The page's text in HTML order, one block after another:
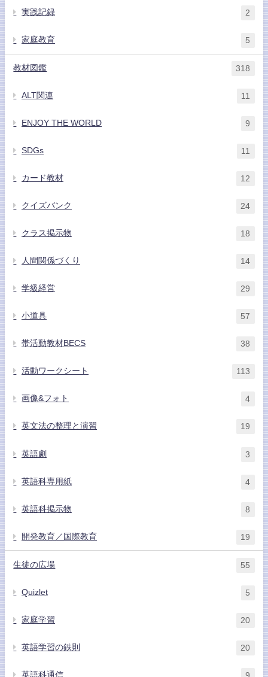
実践記録 2
家庭教育 5
教材図鑑 318
ALT関連 11
ENJOY THE WORLD 9
SDGs 11
カード教材 12
クイズバンク 24
クラス掲示物 18
人間関係づくり 14
学級経営 29
小道具 57
帯活動教材BECS 38
活動ワークシート 113
画像&フォト 4
英文法の整理と演習 19
英語劇 3
英語科専用紙 4
英語科掲示物 8
開発教育／国際教育 19
生徒の広場 55
Quizlet 5
家庭学習 20
英語学習の鉄則 20
英語科通信 9